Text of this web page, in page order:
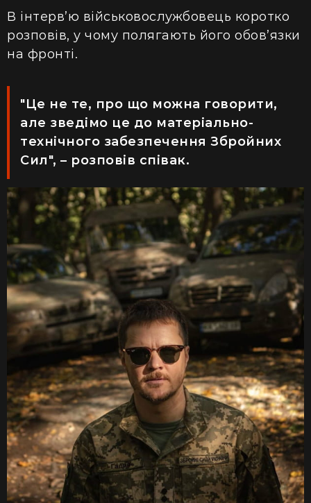
В інтерв’ю військовослужбовець коротко
розповів, у чому полягають його обов’язки
на фронті.
"Це не те, про що можна говорити,
але зведімо це до матеріально-
технічного забезпечення Збройних
Сил", – розповів співак.